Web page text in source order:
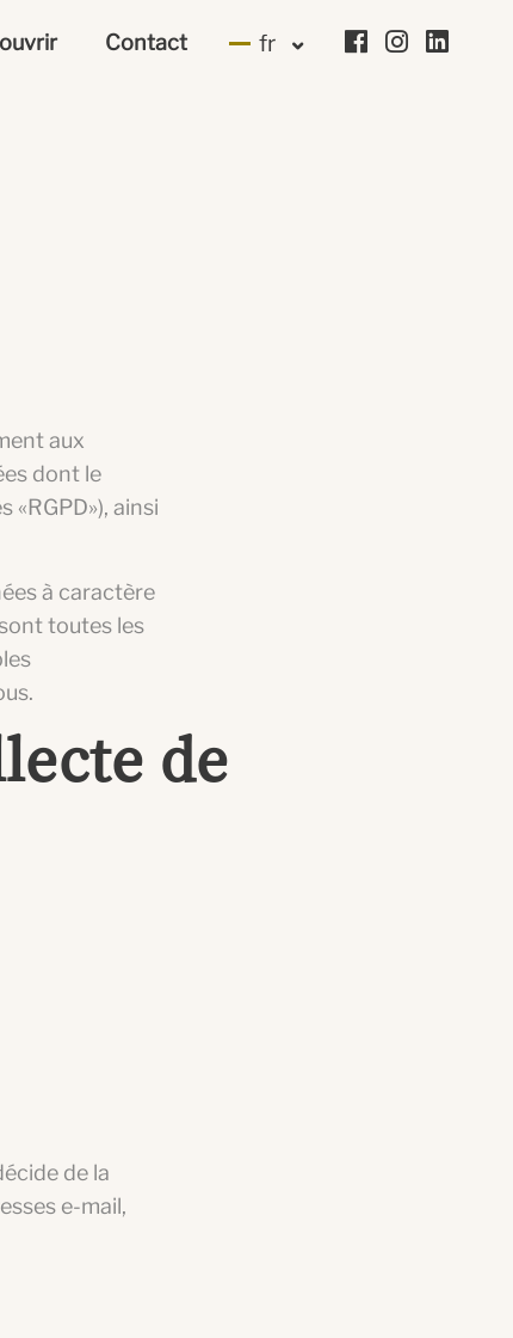
Contact fr
aux
dont le
ainsi
à caractère
toutes les
de
de la
e-mail,